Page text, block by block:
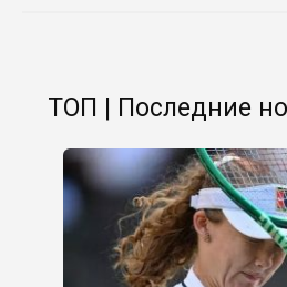
ТОП | Последние